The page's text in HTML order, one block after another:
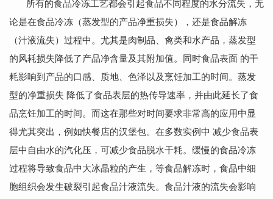
所有的食品冷冻工艺都会引起食品不同程度的水分流失，无
论是在食品冷冻（蒸发型的产品净重损失），还是食品解冻
（汁液流失）过程中。尤其是肉制品、禽类和水产品，蒸发型
的风耗损失降低了产品净含量及其附加值。同时食品表面 的干
耗影响到产品的口感、质地、色泽以及烹饪加工的时间。蒸发
型的净重损失 降低了食品表层的热传导速率，并由此延长了食
品烹饪加工的时间。而这在那些对时间要求非常高的应用中显
得尤其突出，例如快餐店的汉堡包。在多数实例中 减少食品表
层中自由水的汽化压，可减少食品脱水干耗。缓慢的食品冷冻
过程将导致食品中大冰晶粒的产生，等食品解冻时，食品中细
胞组织会发生破裂引起食品汁液流失。食品汁液的流失会影响